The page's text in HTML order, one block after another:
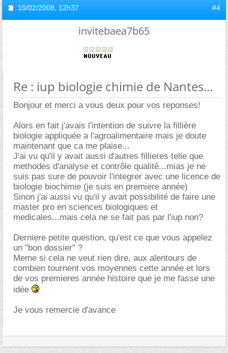
10/02/2008, 12h37 #4
invitebaea7b65
Re : iup biologie chimie de Nantes...
Bonjour et merci a vous deux pour vos reponses!
Alors en fait j'avais l'intention de suivre la fillière
biologie appliquée a l'agroalimentaire mais je doute
maintenant que ca me plaise...
J'ai vu qu'il y avait aussi d'autres fillieres telle que
methodes d'analyse et contrôle qualité...mias je ne
suis pas sure de pouvoir l'integrer avec une licence de
biologie biochimie (je suis en premiere année)
Sinon j'ai aussi vu qu'il y avait possibilité de faire une
master pro en sciences biologiques et
medicales...mais cela ne se fait pas par l'iup non?
Derniere petite question, qu'est ce que vous appelez
un "bon dossier" ?
Meme si cela ne veut rien dire, aux alentours de
combien tournent vos moyennes cette année et lors
de vos premieres année histoire que je me fasse une
idée
Je vous remercie d'avance